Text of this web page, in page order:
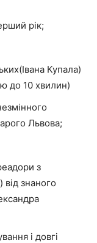
рік;
Купала)
до 10 хвилин)
Львова;
з
від знаного
і довгі